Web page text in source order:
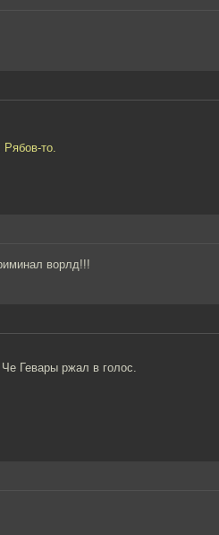
Рябов-то.
ворлд!!!
Гевары ржал в голос.